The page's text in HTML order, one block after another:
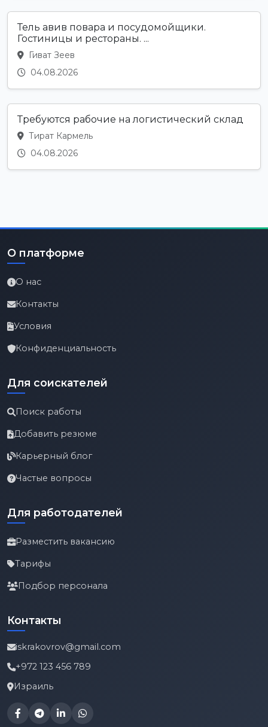
Тель авив повара и посудомойщики.
Гостиницы и рестораны. ...
Гиват Зеев
04.08.2026
Требуются рабочие на логистический склад
Тират Кармель
04.08.2026
О платформе
О нас
Контакты
Условия
Конфиденциальность
Для соискателей
Поиск работы
Добавить резюме
Карьерный блог
Частые вопросы
Для работодателей
Разместить вакансию
Тарифы
Подбор персонала
Контакты
iskrakovrov@gmail.com
+972 123 456 789
Израиль